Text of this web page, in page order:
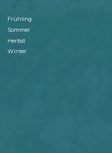
Frühling
Sommer
Herbst
Winter